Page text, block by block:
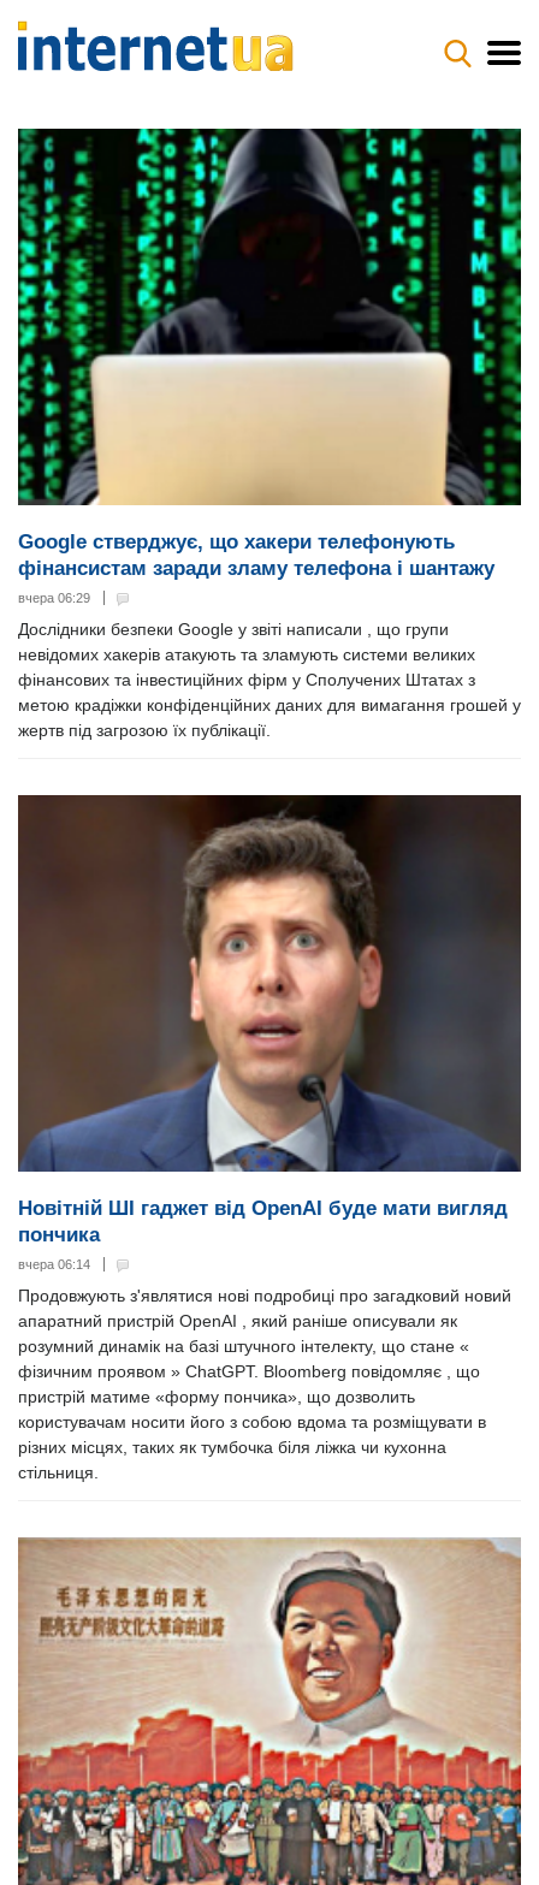
Google стверджує, що хакери телефонують
фінансистам заради зламу телефона і шантажу
вчера 06:29
Дослідники безпеки Google у звіті написали , що групи
невідомих хакерів атакують та зламують системи великих
фінансових та інвестиційних фірм у Сполучених Штатах з
метою крадіжки конфіденційних даних для вимагання грошей у
жертв під загрозою їх публікації.
Новітній ШІ гаджет від OpenAI буде мати вигляд
пончика
вчера 06:14
Продовжують з'являтися нові подробиці про загадковий новий
апаратний пристрій OpenAI , який раніше описували як
розумний динамік на базі штучного інтелекту, що стане «
фізичним проявом » ChatGPT. Bloomberg повідомляє , що
пристрій матиме «форму пончика», що дозволить
користувачам носити його з собою вдома та розміщувати в
різних місцях, таких як тумбочка біля ліжка чи кухонна
стільниця.